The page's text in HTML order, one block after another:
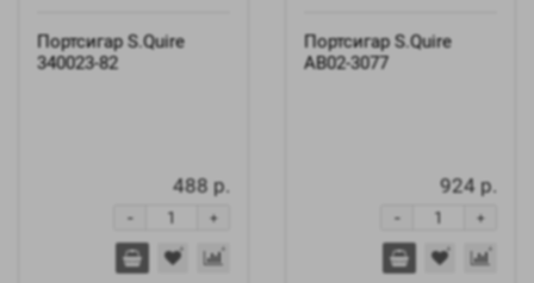
Портсигар S.Quire
340023-82
488 р.
+
-
Портсигар S.Quire
AB02-3077
924 р.
+
-